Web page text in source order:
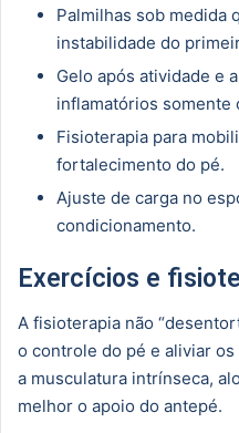
Palmilhas sob medida
instabilidade do
Gelo após atividade e
inflamatórios somente
Fisioterapia para
fortalecimento do pé.
Ajuste de carga no
condicionamento.
Exercícios e
A fisioterapia não
o controle do pé e aliviar
a musculatura intrínseca,
melhor o apoio do antepé.